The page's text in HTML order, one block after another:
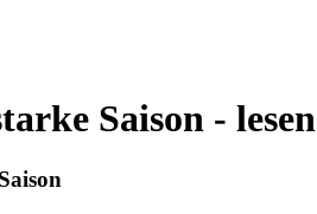
Saison - lesen